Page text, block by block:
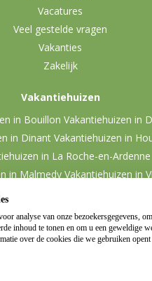
Vacatures
Veel gestelde vragen
Vakanties
Zakelijk
Vakantiehuizen
in Bouillon Vakantiehuizen in
in Dinant Vakantiehuizen in
in La Roche-en-Ardenne
in Malmedy Vakantiehuizen in
analyse van onze bezoekersgegevens,
inhoud te tonen en om u een geweldige
over de cookies die we gebruiken opent